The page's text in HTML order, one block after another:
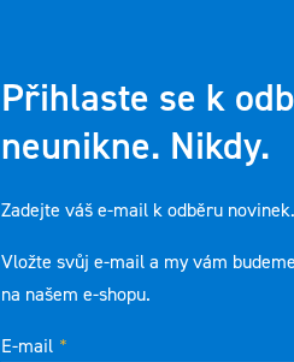
Přihlaste se k
neunikne. Nikdy.
Zadejte váš e-mail k odběru novinek.
Vložte svůj e-mail a my vám
na našem e-shopu.
E-mail